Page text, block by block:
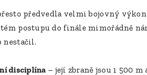
předvedla velmi bojovný
postupu do finále mimořádně
disciplína– její zbraně jsou 1 500 m